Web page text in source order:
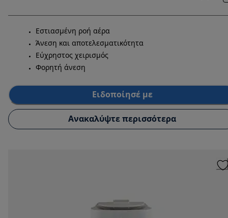
Εστιασμένη ροή αέρα
Άνεση και αποτελεσματικότητα
Εύχρηστος χειρισμός
Φορητή άνεση
Ειδοποίησέ με
Ανακαλύψτε περισσότερα